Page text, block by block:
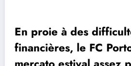
En proie à des
financières, le FC